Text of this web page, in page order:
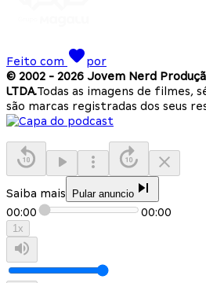
Feito com
por
© 2002 - 2026 Jovem Nerd
LTDA.Todas as imagens de filmes,
são marcas registradas dos seus
Saiba mais Pular anuncio
00:00 00:00
1x